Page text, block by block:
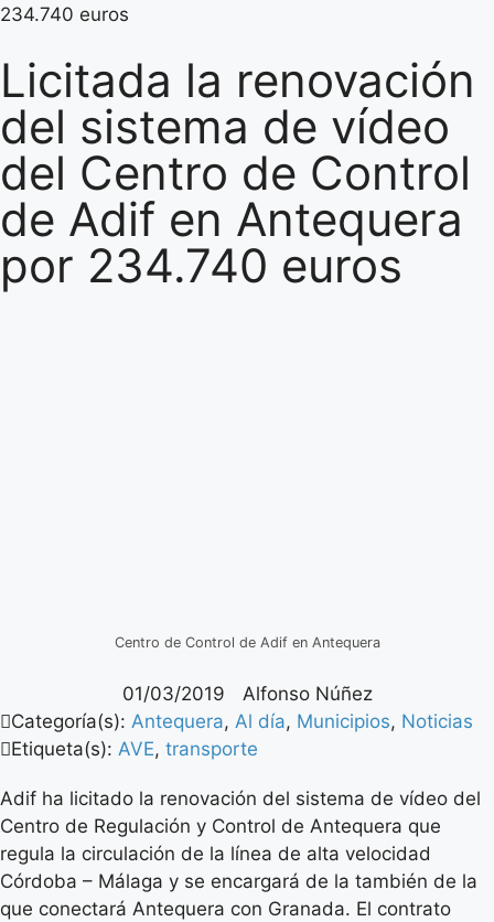
234.740 euros
Licitada la renovación
del sistema de vídeo
del Centro de Control
de Adif en Antequera
por 234.740 euros
Centro de Control de Adif en Antequera
01/03/2019
Alfonso Núñez
Categoría(s): Antequera, Al día, Municipios, Noticias
Etiqueta(s): AVE, transporte
Adif ha licitado la renovación del sistema de vídeo del
Centro de Regulación y Control de Antequera que
regula la circulación de la línea de alta velocidad
Córdoba – Málaga y se encargará de la también de la
que conectará Antequera con Granada. El contrato